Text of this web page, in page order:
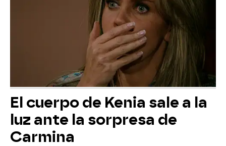
El cuerpo de Kenia sale a la
luz ante la sorpresa de
Carmina